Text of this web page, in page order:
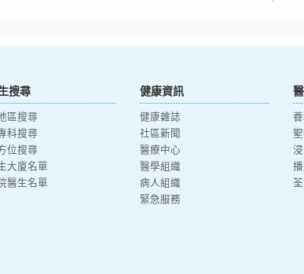
搜尋
區搜尋
科搜尋
位搜尋
大廈名單
醫生名單
健康資訊
健康雜誌
社區新聞
醫療中心
醫學組織
病人組織
緊急服務